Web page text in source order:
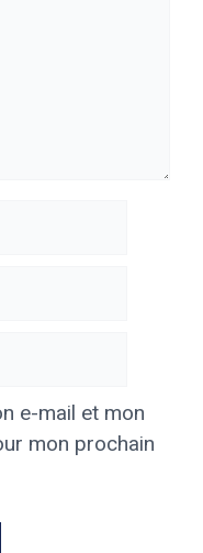
e-mail et mon
mon prochain